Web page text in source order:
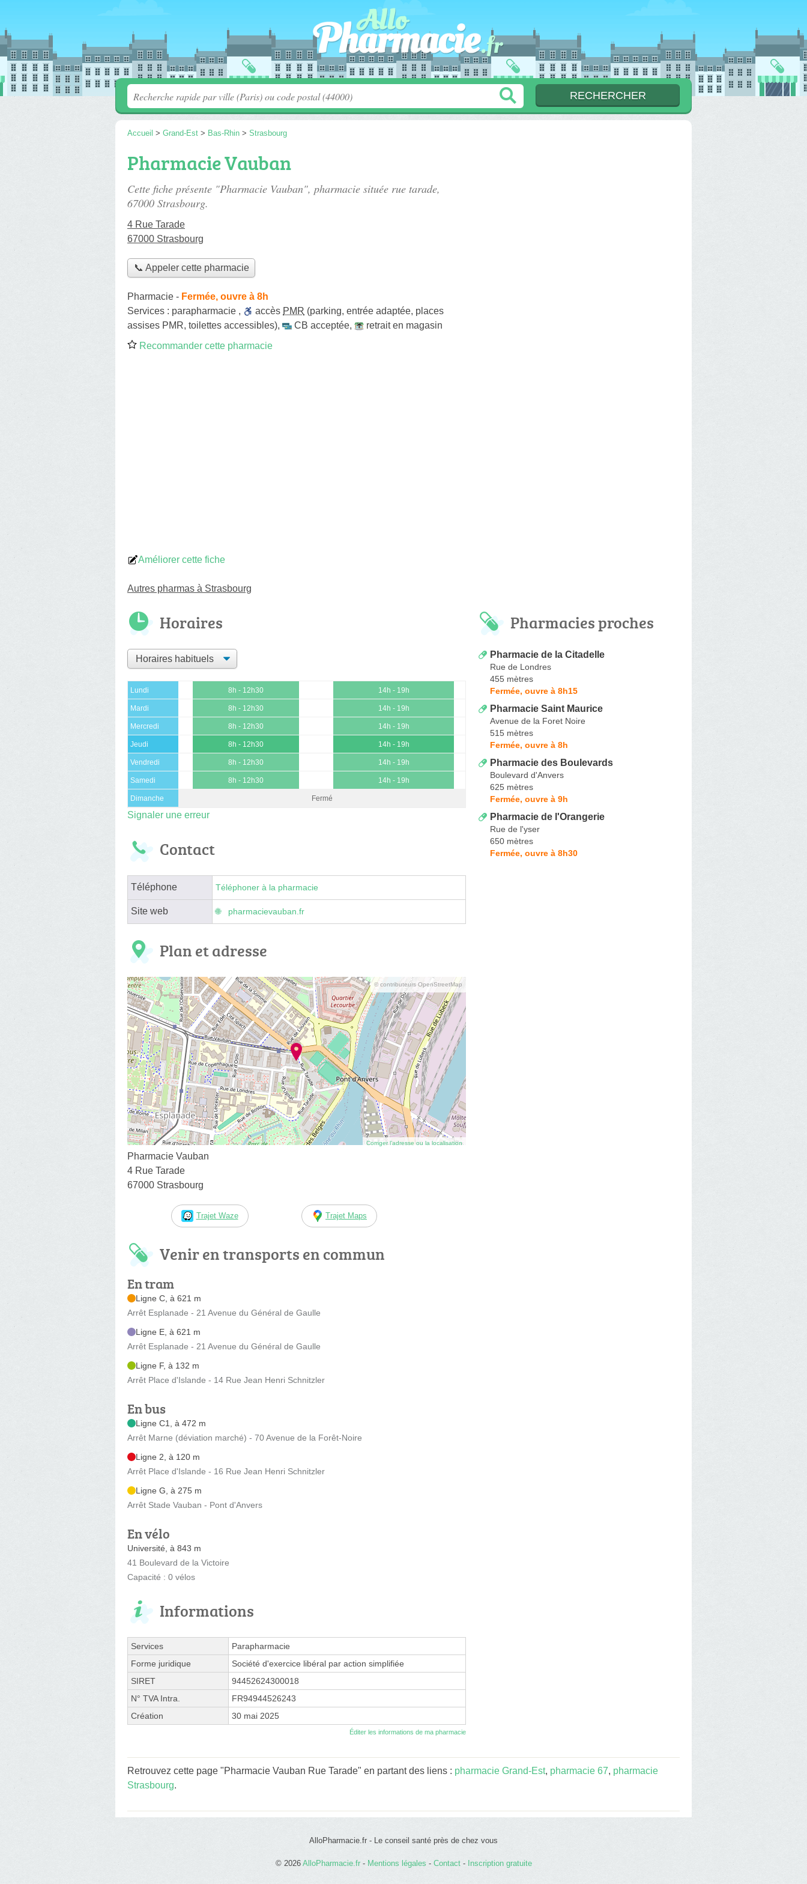
Accueil > Grand-Est > Bas-Rhin > Strasbourg
Pharmacie Vauban
Cette fiche présente "Pharmacie Vauban", pharmacie située rue tarade,
67000 Strasbourg.
4 Rue Tarade
67000 Strasbourg
📞 Appeler cette pharmacie
Pharmacie - Fermée, ouvre à 8h
Services : parapharmacie , accès PMR (parking, entrée adaptée, places
assises PMR, toilettes accessibles), CB acceptée,
retrait en magasin
Recommander cette pharmacie
Améliorer cette fiche
Autres pharmas à Strasbourg
Horaires
Lundi 8h - 12h30 14h - 19h
Mardi 8h - 12h30 14h - 19h
Mercredi 8h - 12h30 14h - 19h
Jeudi 8h - 12h30 14h - 19h
Vendredi 8h - 12h30 14h - 19h
Samedi 8h - 12h30 14h - 19h
Dimanche Fermé
Signaler une erreur
Contact
Téléphone Téléphoner à la pharmacie
Site web pharmacievauban.fr
Plan et adresse
© contributeurs OpenStreetMap
Corriger l’adresse ou la localisation
Pharmacie Vauban
4 Rue Tarade
67000 Strasbourg
Trajet Waze Trajet Maps
Venir en transports en commun
En tram
Ligne C, à 621 m
Arrêt Esplanade - 21 Avenue du Général de Gaulle
Ligne E, à 621 m
Arrêt Esplanade - 21 Avenue du Général de Gaulle
Ligne F, à 132 m
Arrêt Place d'Islande - 14 Rue Jean Henri Schnitzler
En bus
Ligne C1, à 472 m
Arrêt Marne (déviation marché) - 70 Avenue de la Forêt-Noire
Ligne 2, à 120 m
Arrêt Place d'Islande - 16 Rue Jean Henri Schnitzler
Ligne G, à 275 m
Arrêt Stade Vauban - Pont d'Anvers
En vélo
Université, à 843 m
41 Boulevard de la Victoire
Capacité : 0 vélos
Informations
Services
Parapharmacie
Forme juridique
Société d'exercice libéral par action simplifiée
SIRET
94452624300018
N° TVA Intra.
FR94944526243
Création
30 mai 2025
Éditer les informations de ma pharmacie
Pharmacies proches
Pharmacie de la Citadelle
Rue de Londres
455 mètres
Fermée, ouvre à 8h15
Pharmacie Saint Maurice
Avenue de la Foret Noire
515 mètres
Fermée, ouvre à 8h
Pharmacie des Boulevards
Boulevard d'Anvers
625 mètres
Fermée, ouvre à 9h
Pharmacie de l'Orangerie
Rue de l'yser
650 mètres
Fermée, ouvre à 8h30
Retrouvez cette page "Pharmacie Vauban Rue Tarade" en partant des liens : pharmacie Grand-Est, pharmacie 67, pharmacie
Strasbourg.
AlloPharmacie.fr - Le conseil santé près de chez vous
© 2026 AlloPharmacie.fr - Mentions légales - Contact- Inscription gratuite